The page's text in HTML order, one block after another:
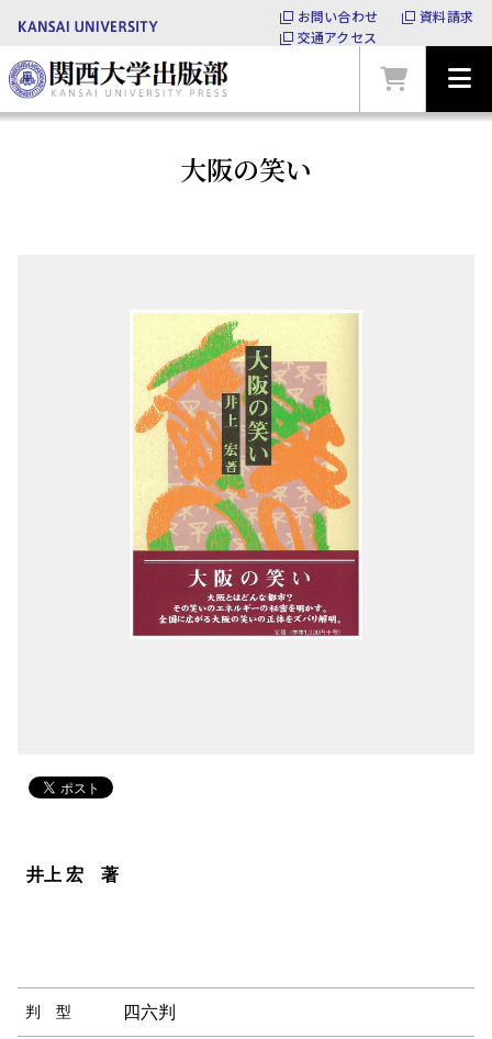
お問い合わせ
資料請求
交通アクセス
大阪の笑い
井上 宏 著
判 型 四六判